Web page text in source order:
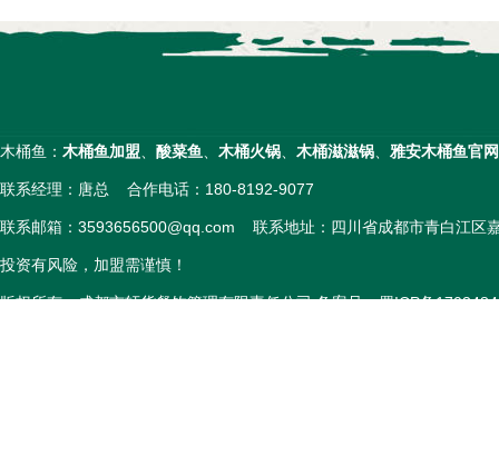
木桶鱼： 木桶鱼加盟 酸菜鱼 木桶火锅 木桶滋滋锅 雅安木桶鱼官网
联系经理：唐总 合作电话：180-8192-9077
联系邮箱：3593656500@qq.com 联系地址：四川省成都市青白江区
投资有风险，加盟需谨慎！
版权所有：成都市轩货餐饮管理有限责任公司 备案号：蜀ICP备